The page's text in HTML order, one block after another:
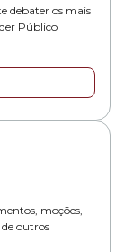
debater os mais
Público
moções,
outros